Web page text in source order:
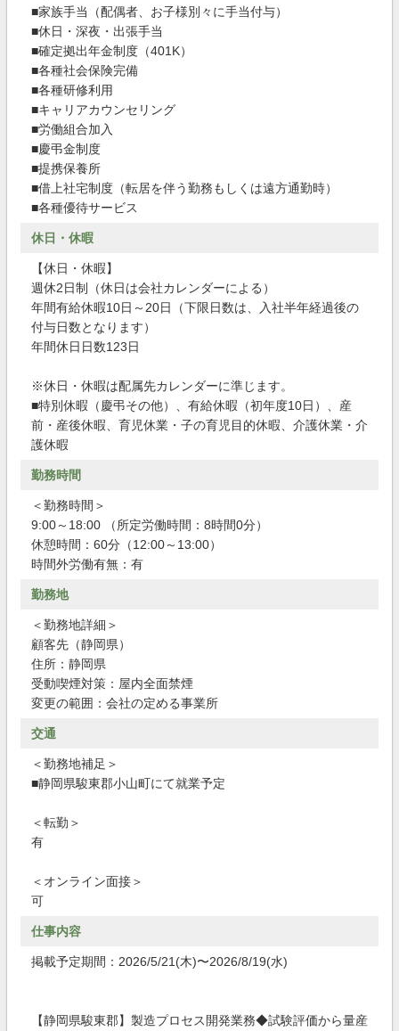
■家族手当（配偶者、お子様別々に手当付与）
■休日・深夜・出張手当
■確定拠出年金制度（401K）
■各種社会保険完備
■各種研修利用
■キャリアカウンセリング
■労働組合加入
■慶弔金制度
■提携保養所
■借上社宅制度（転居を伴う勤務もしくは遠方通勤時）
■各種優待サービス
休日・休暇
【休日・休暇】
週休2日制（休日は会社カレンダーによる）
年間有給休暇10日～20日（下限日数は、入社半年経過後の
付与日数となります）
年間休日日数123日
※休日・休暇は配属先カレンダーに準じます。
■特別休暇（慶弔その他）、有給休暇（初年度10日）、産
前・産後休暇、育児休業・子の育児目的休暇、介護休業・介
護休暇
勤務時間
＜勤務時間＞
9:00～18:00 （所定労働時間：8時間0分）
休憩時間：60分（12:00～13:00）
時間外労働有無：有
勤務地
＜勤務地詳細＞
顧客先（静岡県）
住所：静岡県
受動喫煙対策：屋内全面禁煙
変更の範囲：会社の定める事業所
交通
＜勤務地補足＞
■静岡県駿東郡小山町にて就業予定
＜転勤＞
有
＜オンライン面接＞
可
仕事内容
掲載予定期間：2026/5/21(木)〜2026/8/19(水)
【静岡県駿東郡】製造プロセス開発業務◆試験評価から量産